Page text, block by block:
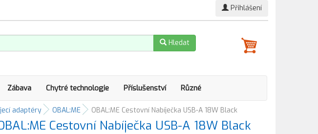
Přihlášení
Hledat
Zábava Chytré technologie Příslušenství Různé
adaptéry OBAL:ME OBAL:ME Cestovní Nabíječka USB-A 18W Black
Cestovní Nabíječka USB-A 18W Black